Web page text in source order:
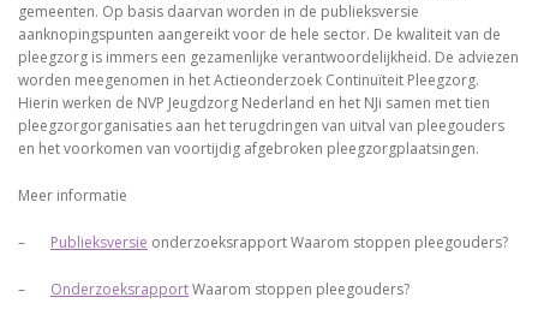
gemeenten. Op basis daarvan worden in de publieksversie
aanknopingspunten aangereikt voor de hele sector. De kwaliteit van de
pleegzorg is immers een gezamenlijke verantwoordelijkheid. De adviezen
worden meegenomen in het Actieonderzoek Continuïteit Pleegzorg.
Hierin werken de NVP Jeugdzorg Nederland en het NJi samen met tien
pleegzorgorganisaties aan het terugdringen van uitval van pleegouders
en het voorkomen van voortijdig afgebroken pleegzorgplaatsingen.
Meer informatie
– Publieksversie onderzoeksrapport Waarom stoppen pleegouders?
– OnderzoeksrapportWaarom stoppen pleegouders?